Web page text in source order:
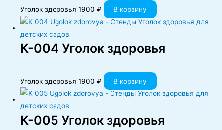
Уголок здоровья1900₽ В корзину
К-004 Уголок здоровья
Уголок здоровья1900₽ В корзину
К-005 Уголок здоровья